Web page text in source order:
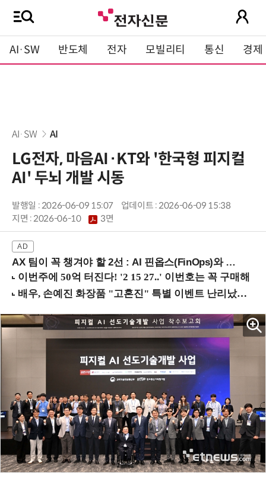
AI·SW 반도체 전자 모빌리티 통신 경제
AI·SW AI
LG전자, 마음AI·KT와 '한국형 피지컬
AI' 두뇌 개발 시동
발행일 : 2026-06-09 15:07
업데이트 : 2026-06-09 15:38
지면 :2026-06-10 3면
AX 팀이 꼭 챙겨야 할 2선 : AI 핀옵스(FinOps)와 토큰 거버넌스 (8/21 잠실역)